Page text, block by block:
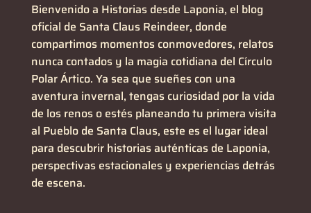
Bienvenido a Historias desde Laponia, el blog
oficial de Santa Claus Reindeer, donde
compartimos momentos conmovedores, relatos
nunca contados y la magia cotidiana del Círculo
Polar Ártico. Ya sea que sueñes con una
aventura invernal, tengas curiosidad por la vida
de los renos o estés planeando tu primera visita
al Pueblo de Santa Claus, este es el lugar ideal
para descubrir historias auténticas de Laponia,
perspectivas estacionales y experiencias detrás
de escena.